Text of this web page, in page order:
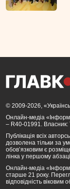
© 2009-2026,
Онлайн-медіа
– R40-01991.
Публікація всіх
дозволена тільки за
обов’язковим є
лінка у першому
Онлайн-медіа
старше 21 року.
відповідність